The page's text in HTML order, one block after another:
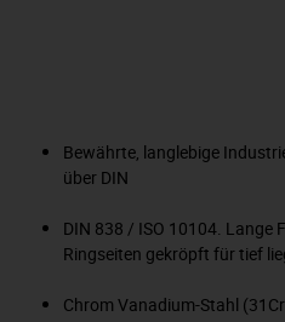
Bewährte, langlebige
über DIN
DIN 838 / ISO 10104. Lange
Ringseiten gekröpft für tief
Chrom Vanadium-Stahl